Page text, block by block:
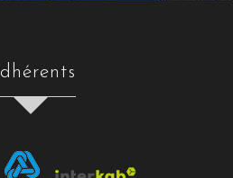
adhérents